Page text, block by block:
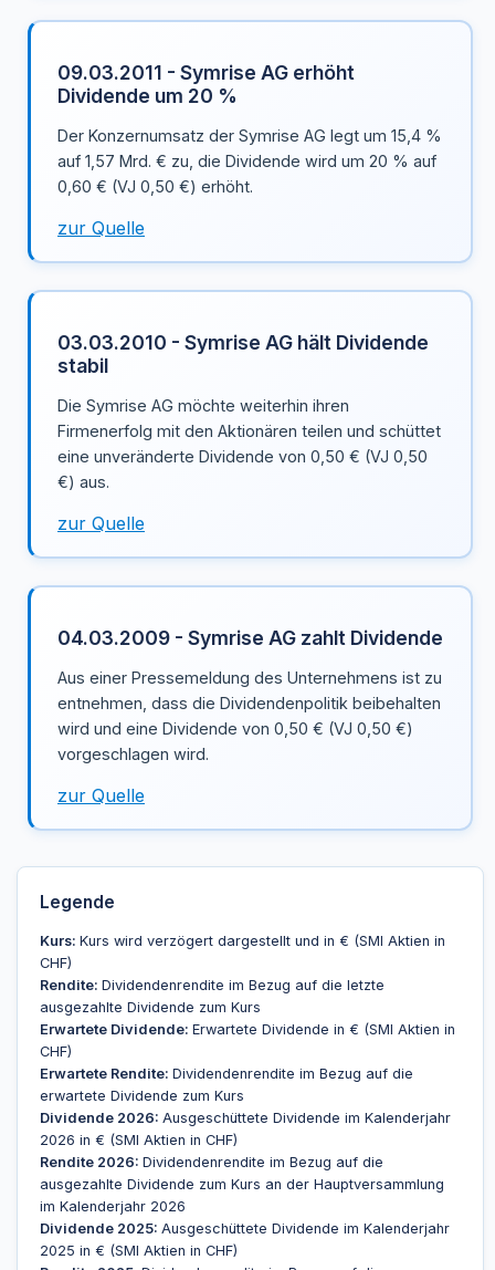
09.03.2011 - Symrise AG erhöht
Dividende um 20 %
Der Konzernumsatz der Symrise AG legt um 15,4 %
auf 1,57 Mrd. € zu, die Dividende wird um 20 % auf
0,60 € (VJ 0,50 €) erhöht.
zur Quelle
03.03.2010 - Symrise AG hält Dividende
stabil
Die Symrise AG möchte weiterhin ihren
Firmenerfolg mit den Aktionären teilen und schüttet
eine unveränderte Dividende von 0,50 € (VJ 0,50
€) aus.
zur Quelle
04.03.2009 - Symrise AG zahlt Dividende
Aus einer Pressemeldung des Unternehmens ist zu
entnehmen, dass die Dividendenpolitik beibehalten
wird und eine Dividende von 0,50 € (VJ 0,50 €)
vorgeschlagen wird.
zur Quelle
Legende
Kurs: Kurs wird verzögert dargestellt und in € (SMI Aktien in
CHF)
Rendite: Dividendenrendite im Bezug auf die letzte
ausgezahlte Dividende zum Kurs
Erwartete Dividende: Erwartete Dividende in € (SMI Aktien in
CHF)
Erwartete Rendite: Dividendenrendite im Bezug auf die
erwartete Dividende zum Kurs
Dividende 2026: Ausgeschüttete Dividende im Kalenderjahr
2026 in € (SMI Aktien in CHF)
Rendite 2026: Dividendenrendite im Bezug auf die
ausgezahlte Dividende zum Kurs an der Hauptversammlung
im Kalenderjahr 2026
Dividende 2025: Ausgeschüttete Dividende im Kalenderjahr
2025 in € (SMI Aktien in CHF)